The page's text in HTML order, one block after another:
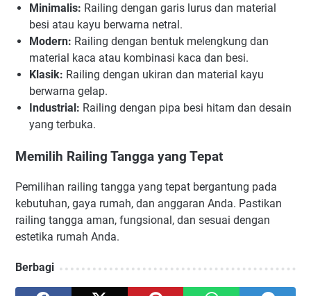
Minimalis: Railing dengan garis lurus dan material
besi atau kayu berwarna netral.
Modern: Railing dengan bentuk melengkung dan
material kaca atau kombinasi kaca dan besi.
Klasik: Railing dengan ukiran dan material kayu
berwarna gelap.
Industrial: Railing dengan pipa besi hitam dan desain
yang terbuka.
Memilih Railing Tangga yang Tepat
Pemilihan railing tangga yang tepat bergantung pada
kebutuhan, gaya rumah, dan anggaran Anda. Pastikan
railing tangga aman, fungsional, dan sesuai dengan
estetika rumah Anda.
Berbagi